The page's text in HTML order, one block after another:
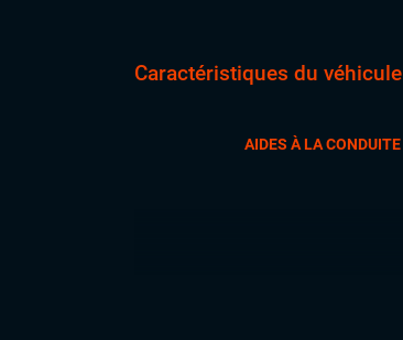
Caractéristiques du véhicule
AIDES À LA CONDUITE